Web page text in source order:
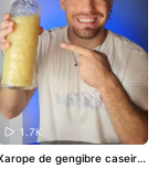
1.7K
de gengibre caseiro!